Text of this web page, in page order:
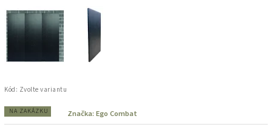
Kód: Zvolte variantu
NA ZAKÁZKU Značka: Ego Combat